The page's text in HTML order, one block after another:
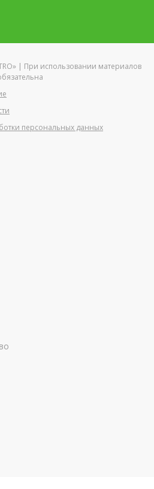
| При использовании материалов
персональных данных